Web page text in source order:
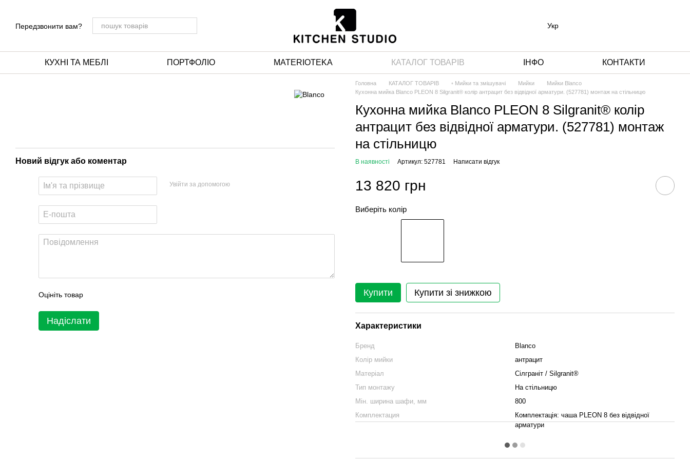
Передзвонити вам? Укр
КУХНІ ТА МЕБЛІ ПОРТФОЛІО MATERIOTEKA КАТАЛОГ ТОВАРІВ ІНФО КОНТАКТИ
Новий відгук або коментар
Увійти за допомогою
Оцініть товар
Надіслати
Головна КАТАЛОГ ТОВАРІВ ◦ Мийки та змішувачі Мийки
Мийки Blanco
Кухонна мийка Blanco PLEON 8 Silgranit® колір антрацит без відвідної арматури. (527781) монтаж на стільницю
Кухонна мийка Blanco PLEON 8 Silgranit® колір
антрацит без відвідної арматури. (527781) монтаж
на стільницю
В наявності Артикул: 527781 Написати відгук
13 820 грн
Виберіть колір
Купити Купити зі знижкою
Характеристики
Бренд
Blanco
Колір мийки
антрацит
Матеріал
Сілграніт / Silgranit®
Тип монтажу
На стільницю
Мін. ширина шафи, мм
800
Комплектация
Комплектація: чаша PLEON 8 без відвідної
арматури